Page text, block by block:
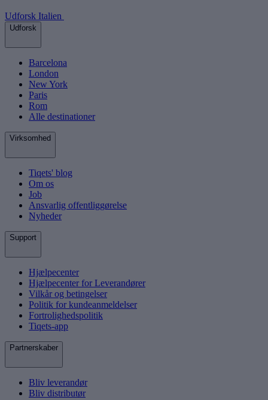
Udforsk Italien
Udforsk
Barcelona
London
New York
Paris
Rom
Alle destinationer
Virksomhed
Tiqets' blog
Om os
Job
Ansvarlig offentliggørelse
Nyheder
Support
Hjælpecenter
Hjælpecenter for Leverandører
Vilkår og betingelser
Politik for kundeanmeldelser
Fortrolighedspolitik
Tiqets-app
Partnerskaber
Bliv leverandør
Bliv distributør